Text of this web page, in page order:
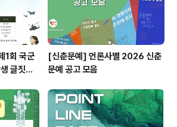
1회 국군
글짓기
[신춘문예] 언론사별 2026 신춘
문예 공고 모음